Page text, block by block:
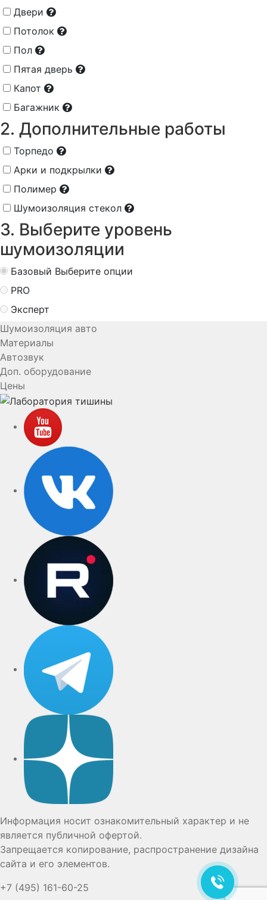
Двери
Потолок
Пол
Пятая дверь
Капот
Багажник
2. Дополнительные работы
Торпедо
Арки и подкрылки
Полимер
Шумоизоляция стекол
3. Выберите уровень
шумоизоляции
Базовый Выберите опции
PRO
Эксперт
Шумоизоляция авто
Материалы
Автозвук
Доп. оборудование
Цены
Информация носит ознакомительный характер и не
является публичной офертой.
Запрещается копирование, распространение дизайна
сайта и его элементов.
+7 (495) 161-60-25